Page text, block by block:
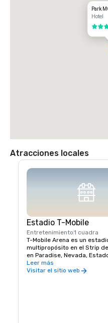
Park
Hotel
4 de 5
Atracciones locales
Estadio T-Mobile
Entretenimiento1 cuadra
T-Mobile Arena es un
multipropósito en el Strip
en Paradise, Nevada,
es la sede de los Vegas
de la Liga Nacional de
Leer más
Visitar el sitio web